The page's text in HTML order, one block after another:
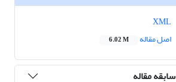
اصل مقاله
6.02 M
سابقه مقاله